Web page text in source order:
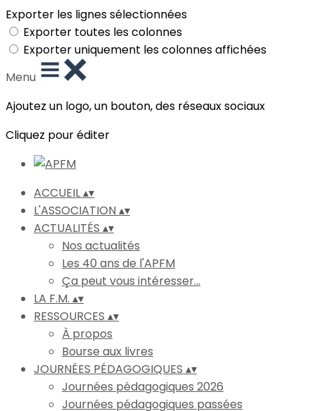
Exporter les lignes sélectionnées
Exporter toutes les colonnes
Exporter uniquement les colonnes affichées
Menu
Ajoutez un logo, un bouton, des réseaux sociaux
Cliquez pour éditer
ACCUEIL▴▾
L'ASSOCIATION▴▾
ACTUALITÉS ▴▾
Nos actualités
Les 40 ans de l'APFM
Ça peut vous intéresser...
LA F.M. ▴▾
RESSOURCES ▴▾
À propos
Bourse aux livres
JOURNÉES PÉDAGOGIQUES ▴▾
Journées pédagogiques 2026
Journées pédagogiques passées